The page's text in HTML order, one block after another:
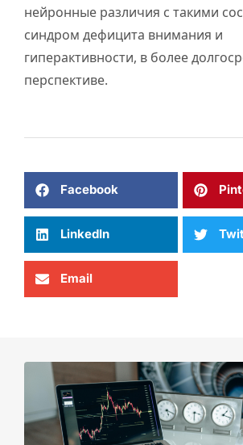
нейронные различия с такими
синдром дефицита внимания и
гиперактивности, в более
перспективе.
Facebook
LinkedIn
Email